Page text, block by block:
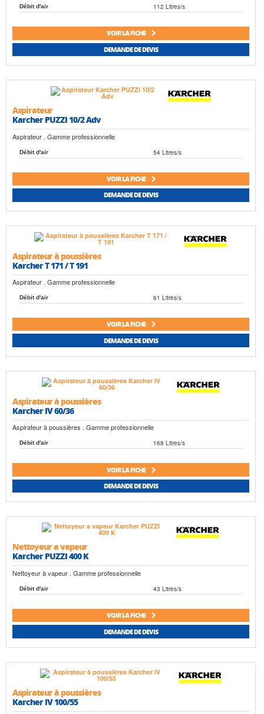
Débit d'air 112 Litres/s
VOIR LA FICHE
DEMANDE DE DEVIS
Aspirateur
Karcher PUZZI 10/2 Adv
Aspirateur . Gamme professionnelle
Débit d'air 54 Litres/s
VOIR LA FICHE
DEMANDE DE DEVIS
Aspirateur à poussières
Karcher T 171 / T 191
Aspirateur . Gamme professionnelle
Débit d'air 61 Litres/s
VOIR LA FICHE
DEMANDE DE DEVIS
Aspirateur à poussières
Karcher IV 60/36
Aspirateur à poussières . Gamme professionnelle
Débit d'air 168 Litres/s
VOIR LA FICHE
DEMANDE DE DEVIS
Nettoyeur a vapeur
Karcher PUZZI 400 K
Nettoyeur à vapeur . Gamme professionnelle
Débit d'air 43 Litres/s
VOIR LA FICHE
DEMANDE DE DEVIS
Aspirateur à poussières
Karcher IV 100/55